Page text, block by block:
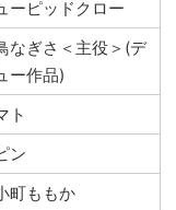
ーピッドクロー
なぎさ＜主役＞(デ
ー作品)
ト
ン
町ももか